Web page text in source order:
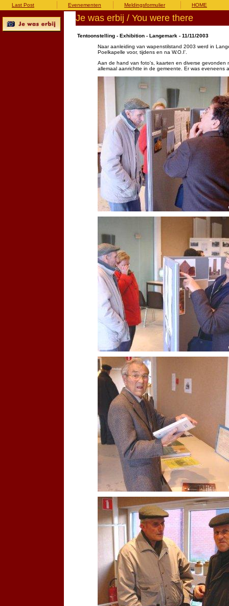
Last Post Evenementen Meldingsformulier HOME
Je was erbij / You were there
Tentoonstelling - Exhibition - Langemark - 11/11/2003
Naar aanleiding van wapenstilstand 2003 werd in
Poelkapelle voor, tijdens en na W.O.I'.
Aan de hand van foto's, kaarten en diverse
allemaal aanrichtte in de gemeente. Er was